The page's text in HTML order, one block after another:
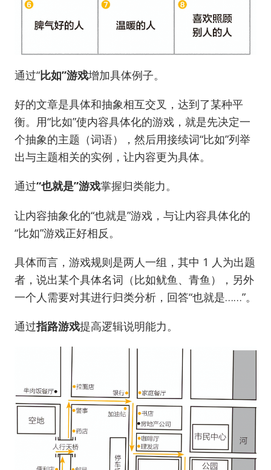
通过“比如”游戏增加具体例子。
好的文章是具体和抽象相互交叉，达到了某种平
衡。用“比如”使内容具体化的游戏，就是先决定一
个抽象的主题（词语），然后用接续词“比如”列举
出与主题相关的实例，让内容更为具体。
通过“也就是”游戏掌握归类能力。
让内容抽象化的“也就是”游戏，与让内容具体化的
“比如”游戏正好相反。
具体而言，游戏规则是两人一组，其中 1 人为出题
者，说出某个具体名词（比如鱿鱼、青鱼），另外
一个人需要对其进行归类分析，回答“也就是……”。
通过指路游戏提高逻辑说明能力。